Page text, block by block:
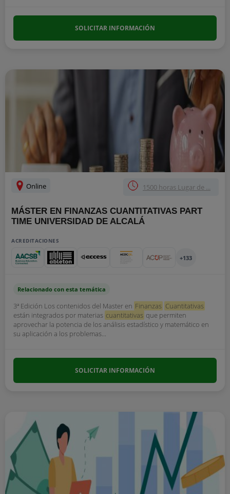
SOLICITAR INFORMACIÓN
Online 1500 horas Lugar de ...
MÁSTER EN FINANZAS CUANTITATIVAS PART
TIME UNIVERSIDAD DE ALCALÁ
ACREDITACIONES
+133
Relacionado con esta temática
3ª Edición Los contenidos del Master en Finanzas Cuantitativas
están integrados por materias cuantitativas que permiten
aprovechar la potencia de los análisis estadístico y matemático en
su aplicación a los problemas...
SOLICITAR INFORMACIÓN